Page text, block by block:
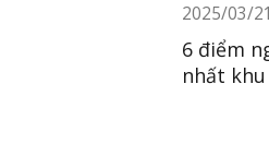
2025/03/21
6 điểm
nhất